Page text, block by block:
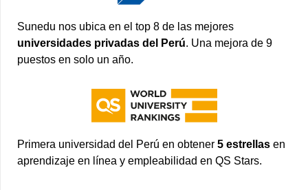
Sunedu nos ubica en el top 8 de las mejores
universidades privadas del Perú. Una mejora de 9
puestos en solo un año.
Primera universidad del Perú en obtener 5 estrellas en
aprendizaje en línea y empleabilidad en QS Stars.